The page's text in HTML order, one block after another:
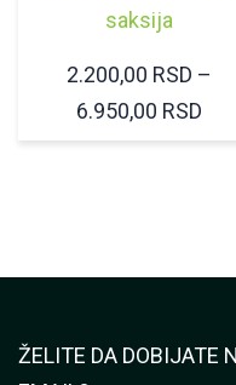
saksija
2.200,00 RSD –
6.950,00 RSD
ŽELITE DA DOBIJATE